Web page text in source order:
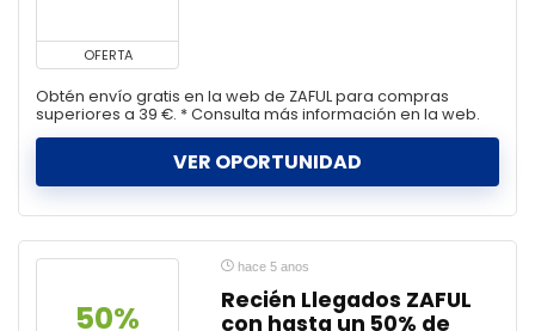
OFERTA
Obtén envío gratis en la web de ZAFUL para compras
superiores a 39 €. * Consulta más información en la web.
VER OPORTUNIDAD
50%
hace 5 anos
Recién Llegados ZAFUL
con hasta un 50% de